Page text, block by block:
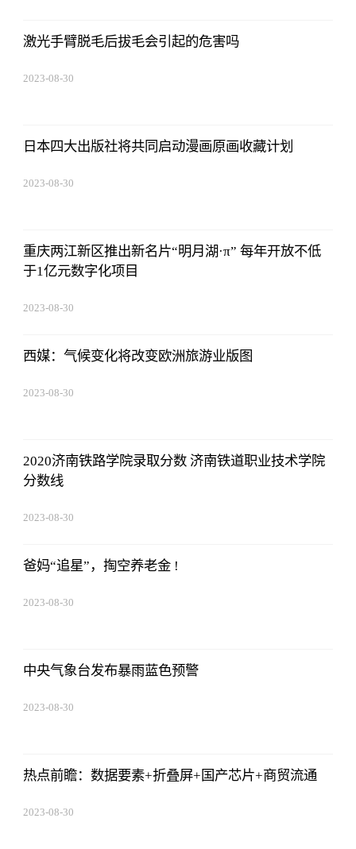
激光手臂脱毛后拔毛会引起的危害吗
2023-08-30
日本四大出版社将共同启动漫画原画收藏计划
2023-08-30
重庆两江新区推出新名片“明月湖·π” 每年开放不低
于1亿元数字化项目
2023-08-30
西媒：气候变化将改变欧洲旅游业版图
2023-08-30
2020济南铁路学院录取分数 济南铁道职业技术学院
分数线
2023-08-30
爸妈“追星”，掏空养老金 !
2023-08-30
中央气象台发布暴雨蓝色预警
2023-08-30
热点前瞻：数据要素+折叠屏+国产芯片+商贸流通
2023-08-30